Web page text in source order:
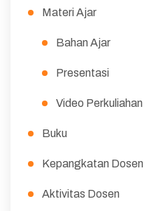
Materi Ajar
Bahan Ajar
Presentasi
Video Perkuliahan
Buku
Kepangkatan Dosen
Aktivitas Dosen